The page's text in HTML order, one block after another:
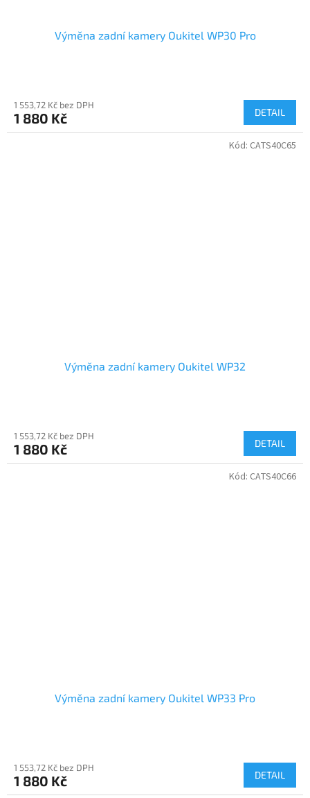
Výměna zadní kamery Oukitel WP30 Pro
1 553,72 Kč bez DPH
1 880 Kč DETAIL
Výměna zadní kamery Oukitel WP32
1 553,72 Kč bez DPH
1 880 Kč DETAIL
Kód: CATS40C65
Výměna zadní kamery Oukitel WP33 Pro
1 553,72 Kč bez DPH
1 880 Kč DETAIL
Kód: CATS40C66